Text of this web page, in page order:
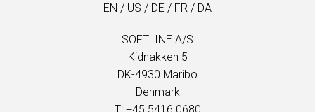
EN / US / DE / FR / DA
SOFTLINE A/S
Kidnakken 5
DK-4930 Maribo
Denmark
T: +45 5416 0680